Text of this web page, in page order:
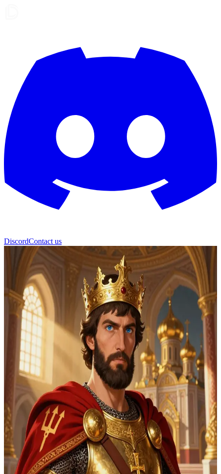
DiscordContact us
Fürst Wladimir
Großfürst der Kiewer Rus